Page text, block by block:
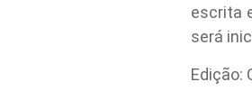
escrita
será
Edição: